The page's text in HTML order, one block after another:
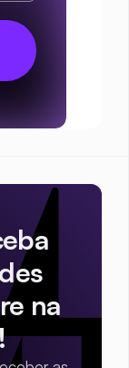
na